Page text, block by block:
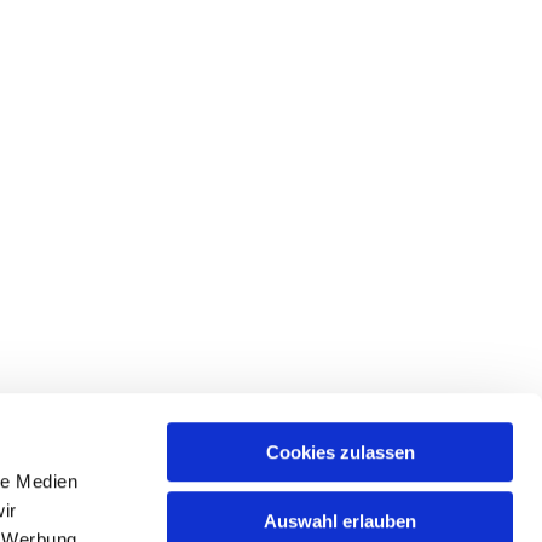
Medien
Cookies zulassen
Auswahl erlauben
& Downloads